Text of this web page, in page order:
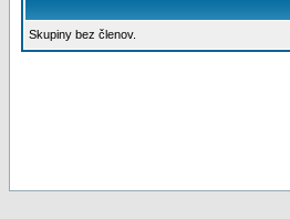
Skupiny bez členov.